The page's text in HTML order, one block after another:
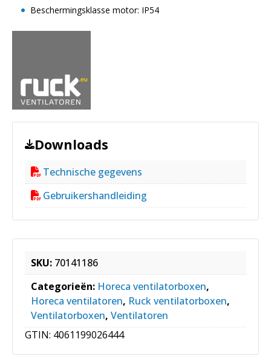
Beschermingsklasse motor: IP54
Downloads
Technische gegevens
Gebruikershandleiding
SKU: 70141186
Categorieën: Horeca ventilatorboxen,
Horeca ventilatoren, Ruck ventilatorboxen,
Ventilatorboxen, Ventilatoren
GTIN: 4061199026444